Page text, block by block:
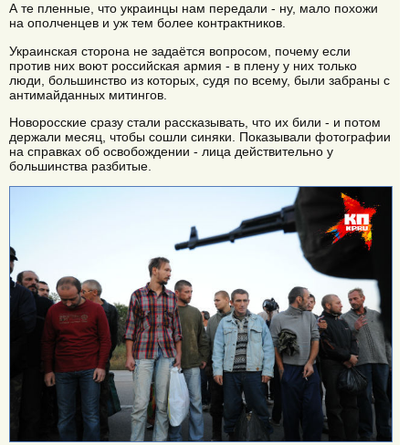
А те пленные, что украинцы нам передали - ну, мало похожи
на ополченцев и уж тем более контрактников.
Украинская сторона не задаётся вопросом, почему если
против них воют российская армия - в плену у них только
люди, большинство из которых, судя по всему, были забраны с
антимайданных митингов.
Новоросские сразу стали рассказывать, что их били - и потом
держали месяц, чтобы сошли синяки. Показывали фотографии
на справках об освобождении - лица действительно у
большинства разбитые.